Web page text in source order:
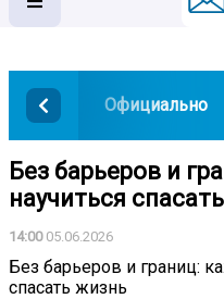
Официально
Без барьеров и
научиться
14:0005.06.2026
Без барьеров и границ:
спасать жизнь